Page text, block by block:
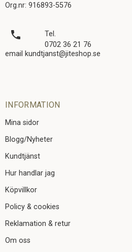
Org.nr: 916893-5576
local_phone
Tel.
0702 36 21 76
email kundtjanst@jiteshop.se
INFORMATION
Mina sidor
Blogg/Nyheter
Kundtjänst
Hur handlar jag
Köpvillkor
Policy & cookies
Reklamation & retur
Om oss